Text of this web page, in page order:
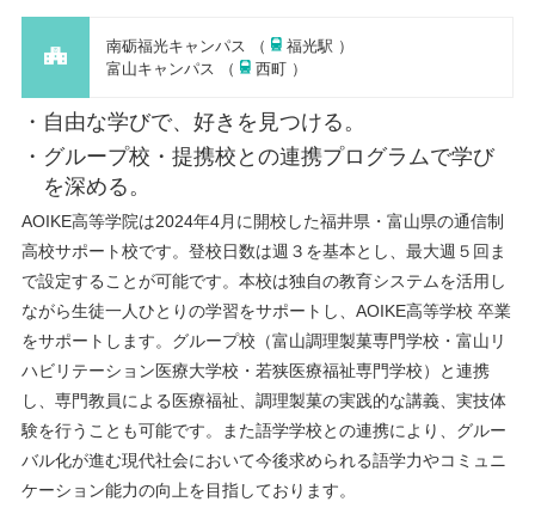
南砺福光キャンパス （
福光駅 ）
富山キャンパス （
西町 ）
自由な学びで、好きを見つける。
グループ校・提携校との連携プログラムで学び
を深める。
AOIKE高等学院は2024年4月に開校した福井県・富山県の通信制
高校サポート校です。登校日数は週３を基本とし、最大週５回ま
で設定することが可能です。本校は独自の教育システムを活用し
ながら生徒一人ひとりの学習をサポートし、AOIKE高等学校 卒業
をサポートします。グループ校（富山調理製菓専門学校・富山リ
ハビリテーション医療大学校・若狭医療福祉専門学校）と連携
し、専門教員による医療福祉、調理製菓の実践的な講義、実技体
験を行うことも可能です。また語学学校との連携により、グルー
バル化が進む現代社会において今後求められる語学力やコミュニ
ケーション能力の向上を目指しております。